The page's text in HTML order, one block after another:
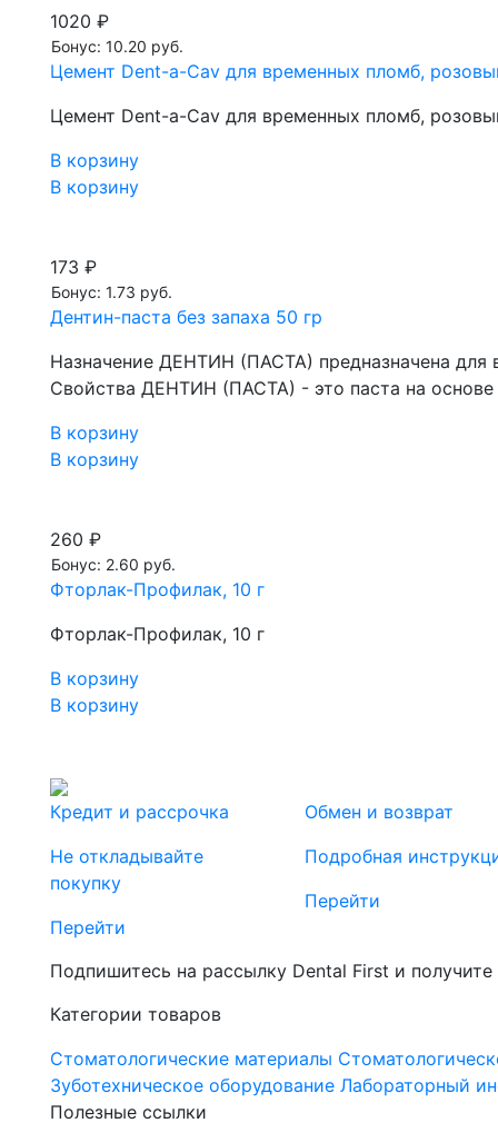
1020 ₽
Бонус: 10.20 руб.
Цемент Dent-a-Сav для временных пломб,
Цемент Dent-a-Сav для временных пломб,
В корзину
В корзину
173 ₽
Бонус: 1.73 руб.
Дентин-паста без запаха 50 гр
Назначение ДЕНТИН (ПАСТА) предназначена для
Свойства ДЕНТИН (ПАСТА) - это паста на
В корзину
В корзину
260 ₽
Бонус: 2.60 руб.
Фторлак-Профилак, 10 г
Фторлак-Профилак, 10 г
В корзину
В корзину
Кредит и рассрочка
Не откладывайте
покупку
Перейти
Обмен и возврат
Подробная
Перейти
Подпишитесь на рассылку Dental First и
Категории товаров
Стоматологические материалы
Зуботехническое оборудование Лабораторный
Полезные ссылки